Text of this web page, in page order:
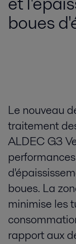
boues
Le nouveau
traitement
ALDEC G3
boues. La
minimise les
rapport aux